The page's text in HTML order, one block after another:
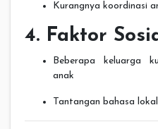
Kurangnya koordinasi
4. Faktor
Beberapa keluarga
anak
Tantangan bahasa